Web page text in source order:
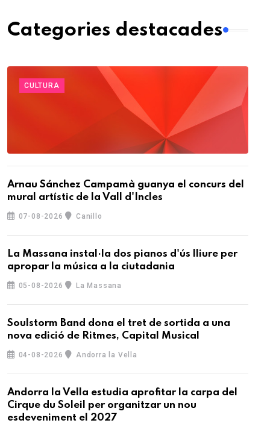
Categories destacades
CULTURA
Arnau Sánchez Campamà guanya el concurs del
mural artístic de la Vall d'Incles
07-08-2026 Canillo
La Massana instal·la dos pianos d'ús lliure per
apropar la música a la ciutadania
05-08-2026 La Massana
Soulstorm Band dona el tret de sortida a una
nova edició de Ritmes, Capital Musical
04-08-2026 Andorra la Vella
Andorra la Vella estudia aprofitar la carpa del
Cirque du Soleil per organitzar un nou
esdeveniment el 2027